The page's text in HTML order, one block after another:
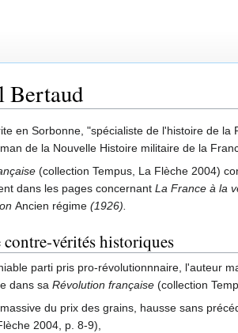
Bertaud
en Sorbonne, "spécialiste de l'histoire de
de la Nouvelle Histoire militaire de la
(collection Tempus, La Flèche 2004)
dans les pages concernant La France à la
Ancien régime (1926).
contre-vérités historiques
parti pris pro-révolutionnnaire, l'auteur
dans sa Révolution française (collection
du prix des grains, hausse sans
2004, p. 8-9),